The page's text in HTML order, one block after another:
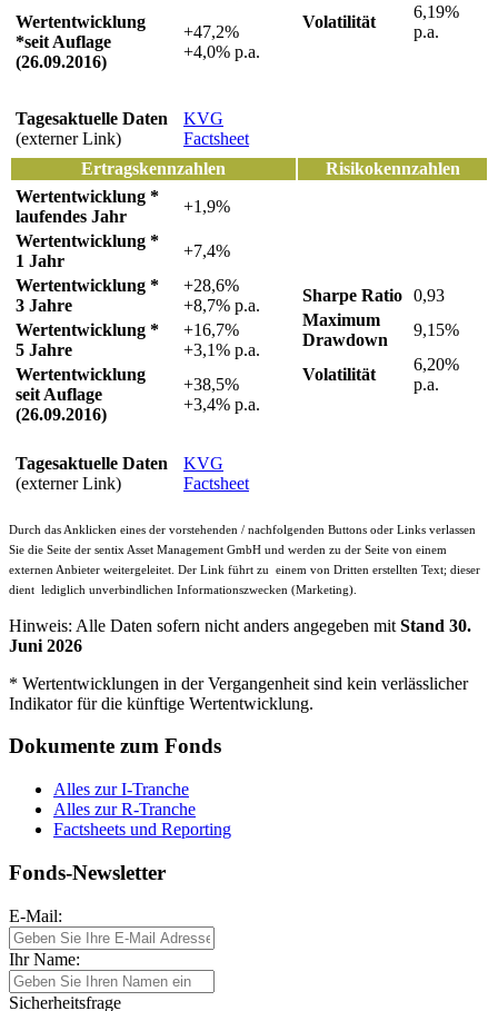
Wertentwicklung
*seit Auflage
(26.09.2016)
+47,2%
+4,0% p.a.
Tagesaktuelle Daten
(externer Link)
KVG
Factsheet
Volatilität
6,19%
p.a.
Ertragskennzahlen
Risikokennzahlen
Wertentwicklung *
laufendes Jahr
+1,9%
Wertentwicklung *
1 Jahr
+7,4%
Wertentwicklung *
3 Jahre
+28,6%
+8,7% p.a.
Wertentwicklung *
5 Jahre
+16,7%
+3,1% p.a.
Wertentwicklung
seit Auflage
(26.09.2016)
+38,5%
+3,4% p.a.
Tagesaktuelle Daten
(externer Link)
KVG
Factsheet
Sharpe Ratio 0,93
Maximum
Drawdown
9,15%
Volatilität
6,20%
p.a.
Durch das Anklicken eines der vorstehenden / nachfolgenden Buttons oder Links verlassen
Sie die Seite der sentix Asset Management GmbH und werden zu der Seite von einem
externen Anbieter weitergeleitet. Der Link führt zu einem von Dritten erstellten Text; dieser
dient lediglich unverbindlichen Informationszwecken (Marketing).
Hinweis: Alle Daten sofern nicht anders angegeben mit Stand 30.
Juni 2026
* Wertentwicklungen in der Vergangenheit sind kein verlässlicher
Indikator für die künftige Wertentwicklung.
Dokumente zum Fonds
Alles zur I-Tranche
Alles zur R-Tranche
Factsheets und Reporting
Fonds-Newsletter
E-Mail:
Ihr Name:
Sicherheitsfrage